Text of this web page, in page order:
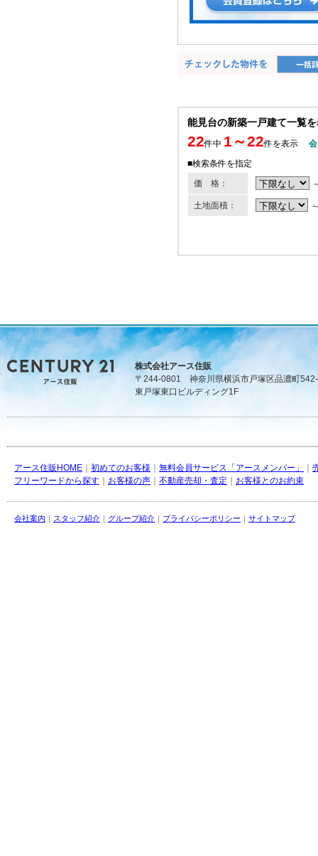
能見台の新築一戸建て一覧
22件中 1～22件を表示
■検索条件を指定
価 格：
土地面積：
株式会社アース住販
〒244-0801 神奈川県横浜市戸塚区品濃町
東戸塚東口ビルディング1F
アース住販HOME 初めてのお客様 無料会員サービス「アースメンバー」
フリーワードから探す
お客様の声 不動産売却・査定 お客様とのお約束
会社案内 ｜ スタッフ紹介 ｜ グループ紹介 ｜ プライバシーポリシー ｜ サイトマップ